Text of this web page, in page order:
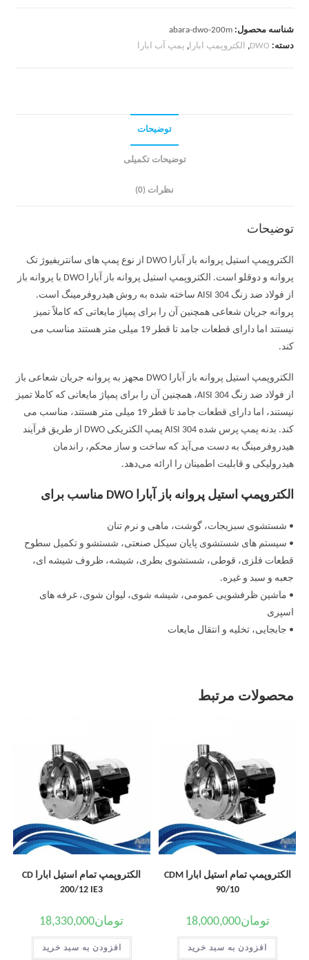
شناسه محصول:abara-dwo-200m
دسته: DWO
, الکتروپمپ ابارا, پمپ آب ابارا
توضیحات
توضیحات تکمیلی
نظرات (0)
توضیحات
الکتروپمپ استیل پروانه باز آبارا DWO از نوع پمپ های سانتریفیوژ تک
پروانه و دوقلو است. الکتروپمپ استیل پروانه باز آبارا DWO با پروانه باز
از فولاد ضد زنگ AISI 304 ساخته شده به روش هیدروفرمینگ است.
پروانه جریان شعاعی همچنین آن را برای پمپاژ مایعاتی که کاملاً تمیز
نیستند اما دارای قطعات جامد تا قطر 19 میلی متر هستند مناسب می
کند.
الکتروپمپ استیل پروانه باز آبارا DWO مجهز به پروانه جریان شعاعی باز
از فولاد ضد زنگ AISI 304، همچنین آن را برای پمپاژ مایعاتی که کاملا تمیز
نیستند، اما دارای قطعات جامد تا قطر 19 میلی متر هستند، مناسب می
کند. بدنه پمپ پرس شده AISI 304 پمپ الکتریکی DWO از طریق فرآیند
هیدروفرمینگ به دست می‌آید که ساخت و ساز محکم، راندمان
هیدرولیکی و قابلیت اطمینان را ارائه می‌دهد.
الکتروپمپ استیل پروانه باز آبارا DWO مناسب برای
• شستشوی سبزیجات، گوشت، ماهی و نرم تنان
• سیستم های شستشوی پایان سیکل صنعتی، شستشو و تکمیل سطوح
قطعات فلزی، قوطی، شستشوی بطری، شیشه، ظروف شیشه ای،
جعبه و سبد و غیره.
• ماشین ظرفشویی عمومی، شیشه شوی، لیوان شوی، غرفه های
اسپری
• جابجایی، تخلیه و انتقال مایعات
محصولات مرتبط
الکتروپمپ تمام استیل ابارا CDM
90/10
تومان18,000,000
افزودن به سبد خرید
الکتروپمپ تمام استیل ابارا CD
200/12 IE3
تومان18,330,000
افزودن به سبد خرید